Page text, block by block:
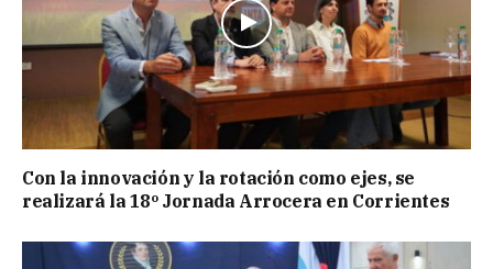
Con la innovación y la rotación como ejes, se
realizará la 18º Jornada Arrocera en Corrientes